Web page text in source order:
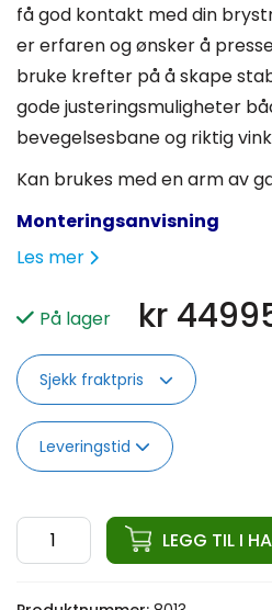
få god kontakt med din
er erfaren og ønsker å
bruke krefter på å skape
gode justeringsmuligheter
bevegelsesbane og riktig
Kan brukes med en arm av
Monteringsanvisning
Les mer
På lager kr
Sjekk fraktpris
Leveringstid
ata
Seated
LEGG TIL I